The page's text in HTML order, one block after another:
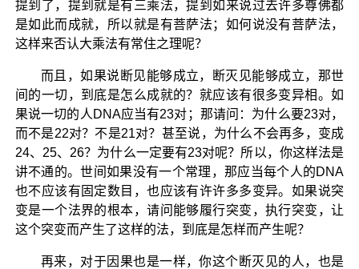
提到了，提到就是有三乘法，提到如来说过去许多尊佛都
是如此而成就，所以就是有菩萨法；如何说没有菩萨法，
这样来否认大乘法有常住之理呢？
而且，如果说断见能够成立，断灭见能够成立，那世
间的一切，到底是怎么成就的？就应该有很多变异相。如
果说一切的人DNA应当有23对；那请问：为什么要23对，
而不是22对？不是21对？甚至说，为什么不会再多，变成
24、25、26？为什么一定要有23对呢？所以，你这样法是
讲不通的。世间如果没有一个常理，那应当每个人的DNA
也不应该有固定数目，也应该有许许多多变异。如果说突
变是一个法界的根本，请问能够履行突变，执行突变，让
这个突变而产生了这样的法，到底是怎样而产生呢？
再来，对于因果也是一样，你这个断灭见的人，也是